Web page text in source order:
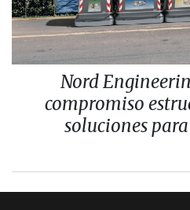
Nord
compromiso
soluciones